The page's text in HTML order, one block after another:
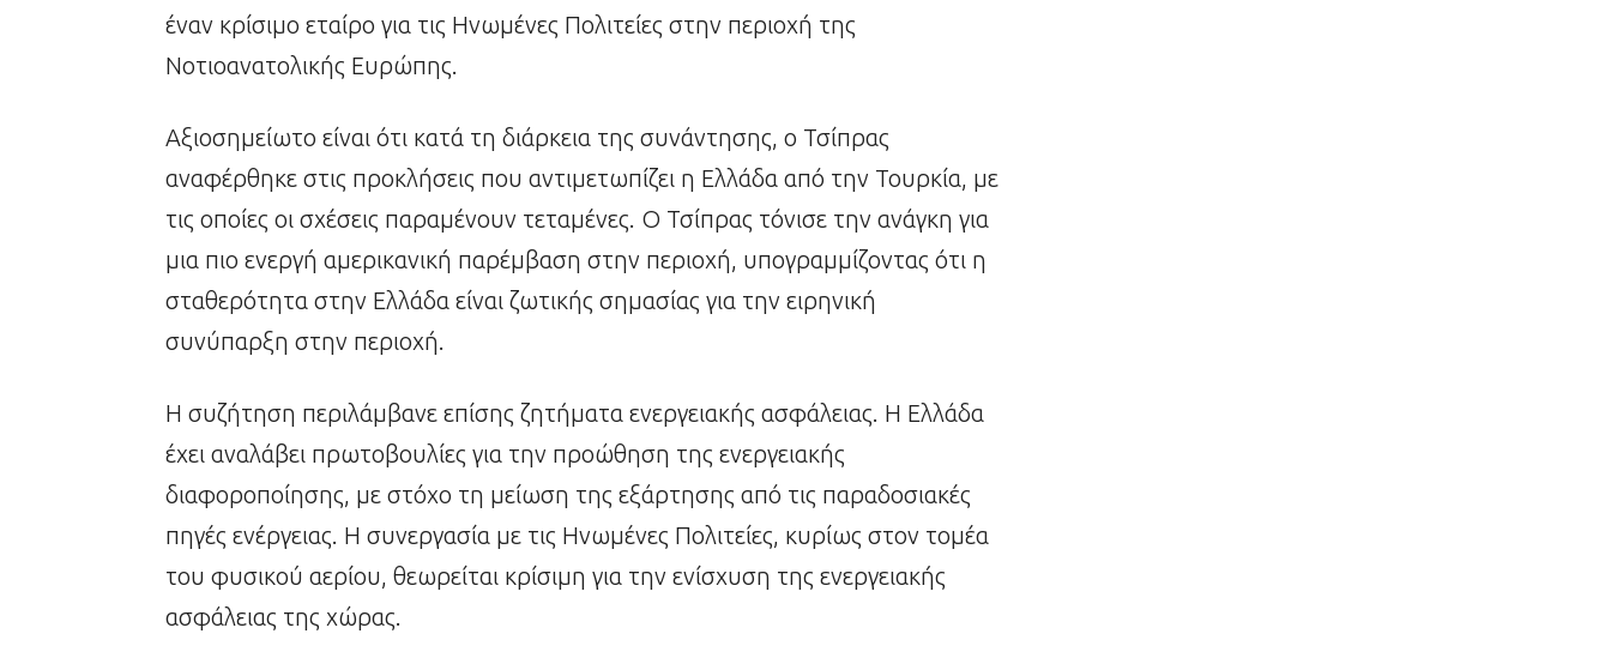
έναν κρίσιμο εταίρο για τις Ηνωμένες Πολιτείες στην περιοχή της
Νοτιοανατολικής Ευρώπης.
Αξιοσημείωτο είναι ότι κατά τη διάρκεια της συνάντησης, ο Τσίπρας
αναφέρθηκε στις προκλήσεις που αντιμετωπίζει η Ελλάδα από την Τουρκία, με
τις οποίες οι σχέσεις παραμένουν τεταμένες. Ο Τσίπρας τόνισε την ανάγκη για
μια πιο ενεργή αμερικανική παρέμβαση στην περιοχή, υπογραμμίζοντας ότι η
σταθερότητα στην Ελλάδα είναι ζωτικής σημασίας για την ειρηνική
συνύπαρξη στην περιοχή.
Η συζήτηση περιλάμβανε επίσης ζητήματα ενεργειακής ασφάλειας. Η Ελλάδα
έχει αναλάβει πρωτοβουλίες για την προώθηση της ενεργειακής
διαφοροποίησης, με στόχο τη μείωση της εξάρτησης από τις παραδοσιακές
πηγές ενέργειας. Η συνεργασία με τις Ηνωμένες Πολιτείες, κυρίως στον τομέα
του φυσικού αερίου, θεωρείται κρίσιμη για την ενίσχυση της ενεργειακής
ασφάλειας της χώρας.